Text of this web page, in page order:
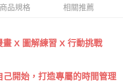
商品規格 相關推薦
X 圖解練習 X 行動挑戰
開始，打造專屬的時間管理